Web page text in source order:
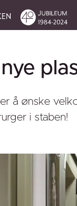
å ønske
i staben!